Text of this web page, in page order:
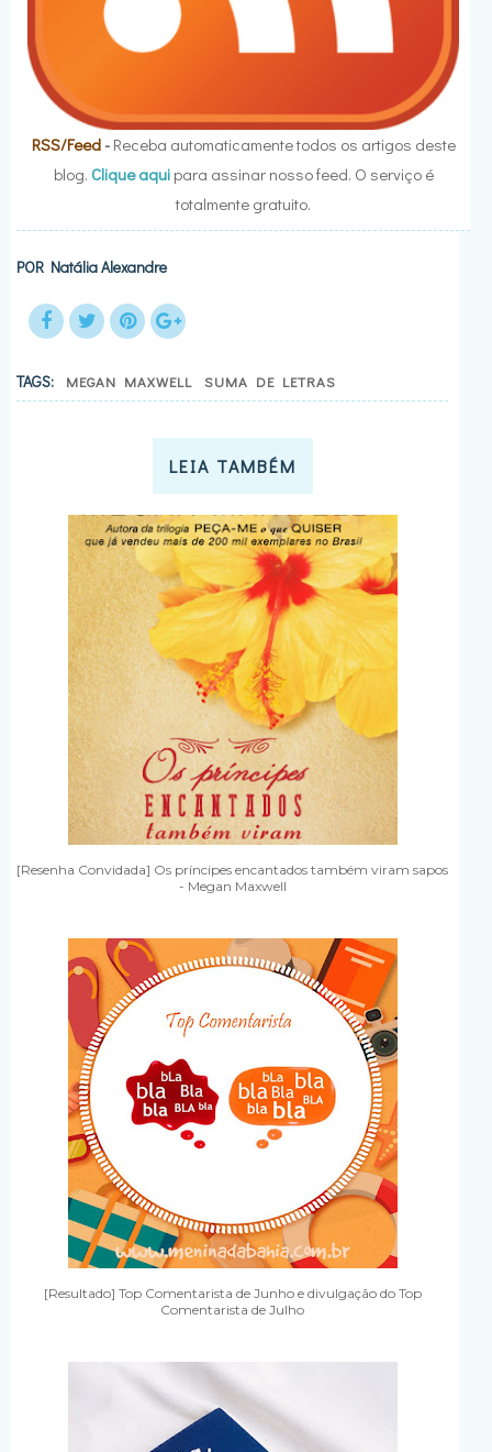
RSS/Feed- Receba automaticamente todos os artigos deste
blog. Clique aquipara assinar nosso feed. O serviço é
totalmente gratuito.
POR Natália Alexandre
TAGS: MEGAN MAXWELL SUMA DE LETRAS
LEIA TAMBÉM
[Resenha Convidada] Os príncipes encantados também viram sapos
- Megan Maxwell
[Resultado] Top Comentarista de Junho e divulgação do Top
Comentarista de Julho